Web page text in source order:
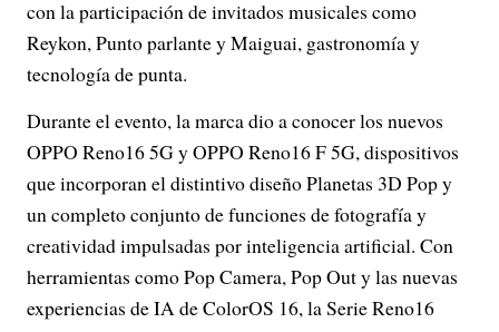
con la participación de invitados musicales como
Reykon, Punto parlante y Maiguai, gastronomía y
tecnología de punta.
Durante el evento, la marca dio a conocer los nuevos
OPPO Reno16 5G y OPPO Reno16 F 5G, dispositivos
que incorporan el distintivo diseño Planetas 3D Pop y
un completo conjunto de funciones de fotografía y
creatividad impulsadas por inteligencia artificial. Con
herramientas como Pop Camera, Pop Out y las nuevas
experiencias de IA de ColorOS 16, la Serie Reno16